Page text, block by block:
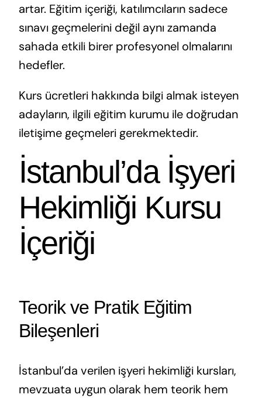
artar. Eğitim içeriği, katılımcıların sadece
sınavı geçmelerini değil aynı zamanda
sahada etkili birer profesyonel olmalarını
hedefler.
Kurs ücretleri hakkında bilgi almak isteyen
adayların, ilgili eğitim kurumu ile doğrudan
iletişime geçmeleri gerekmektedir.
İstanbul’da İşyeri
Hekimliği Kursu
İçeriği
Teorik ve Pratik Eğitim
Bileşenleri
İstanbul’da verilen işyeri hekimliği kursları,
mevzuata uygun olarak hem teorik hem